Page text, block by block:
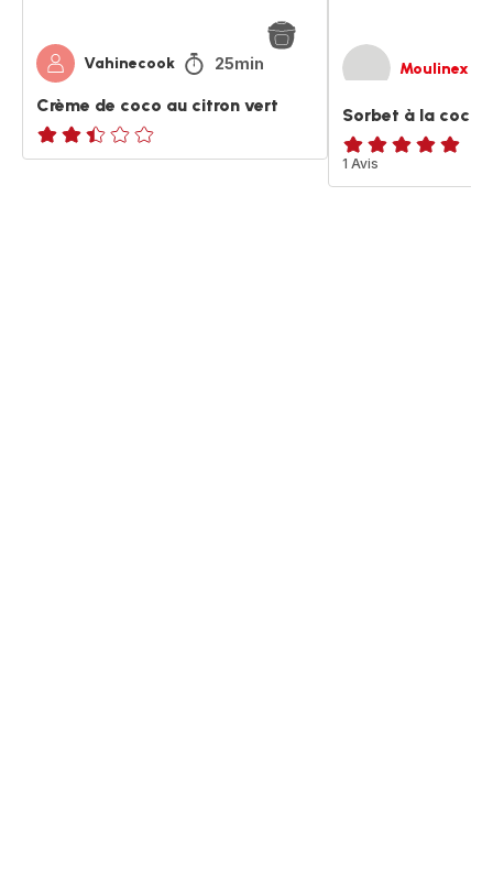
Vahinecook 25min
Crème de coco au citron vert
ratings.2.4
Moulinex
Sorbet à la coco
Avis
5
1 Avis